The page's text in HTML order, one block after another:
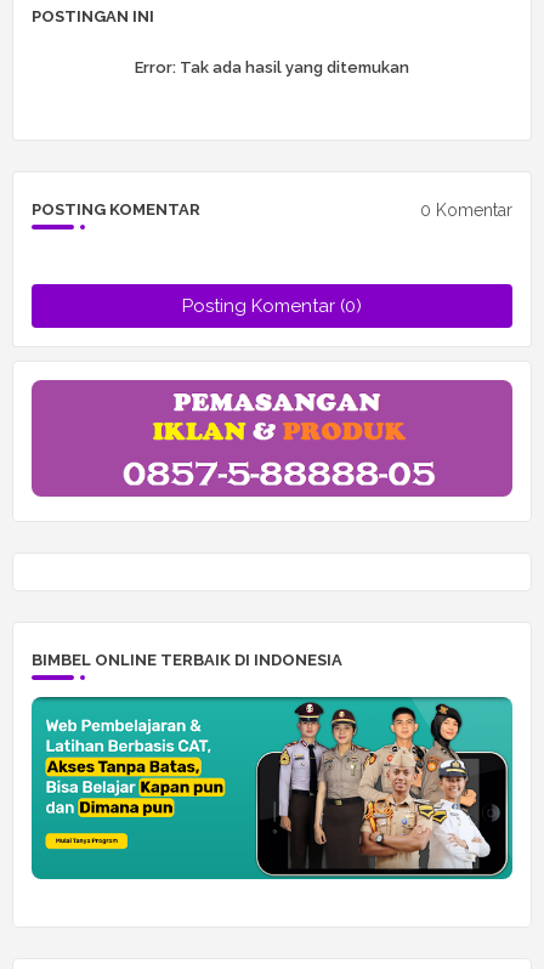
POSTINGAN INI
Error: Tak ada hasil yang ditemukan
POSTING KOMENTAR 0 Komentar
Posting Komentar (0)
BIMBEL ONLINE TERBAIK DI INDONESIA